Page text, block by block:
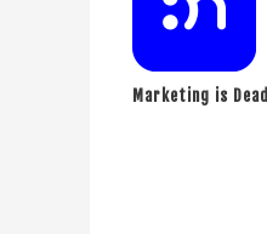
Marketing is Dead